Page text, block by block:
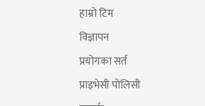
हाम्रो टिम
विज्ञापन
प्रयोगका सर्त
प्राइभेसी पोलिसी